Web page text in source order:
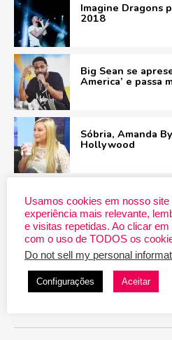
Imagine Dragons
2018
Big Sean se
America’ e passa
Sóbria, Amanda
Hollywood
Veja a
Fifth Harmony no
Fifth Harmony
novo single no
Usamos cookies em nosso site
experiência mais relevante,
e visitas repetidas. Ao clicar em
com o uso de TODOS os
Do not sell my personal
Configurações Aceitar